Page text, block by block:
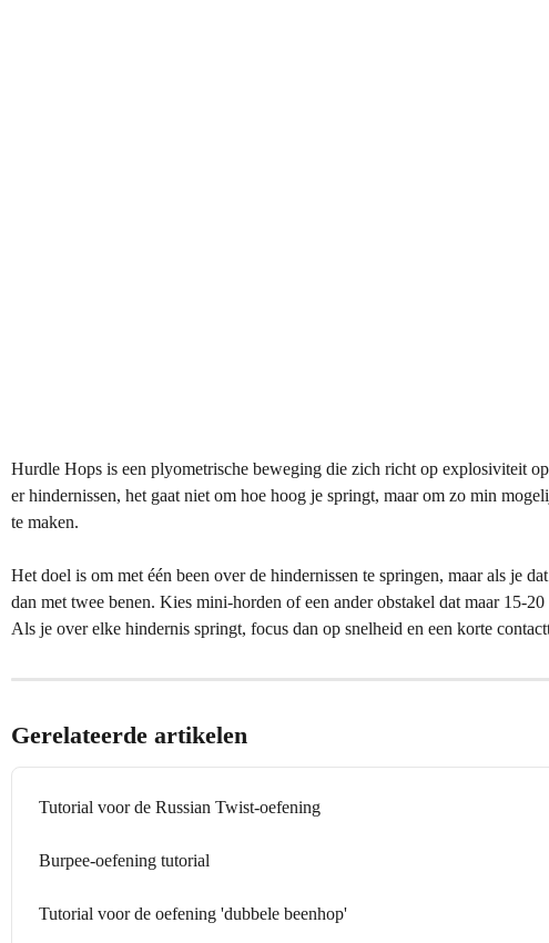
Hurdle Hops is een plyometrische beweging die zich richt op explosiviteit
er hindernissen, het gaat niet om hoe hoog je springt, maar om zo min
te maken.
Het doel is om met één been over de hindernissen te springen, maar als je
dan met twee benen. Kies mini-horden of een ander obstakel dat maar 15-
Als je over elke hindernis springt, focus dan op snelheid en een korte
Gerelateerde artikelen
Tutorial voor de Russian Twist-oefening
Burpee-oefening tutorial
Tutorial voor de oefening 'dubbele beenhop'